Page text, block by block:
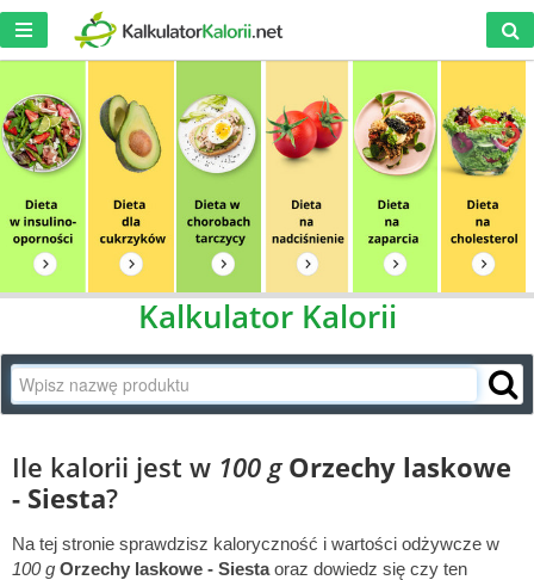
Kalkulator Kalorii
Ile kalorii jest w 100 g Orzechy laskowe
- Siesta?
Na tej stronie sprawdzisz kaloryczność i wartości odżywcze w
100 g Orzechy laskowe - Siestaoraz dowiedz się czy ten